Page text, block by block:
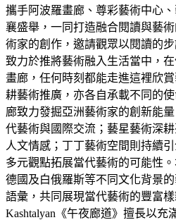
攜手阿波羅畫廊、尊彩藝術中心
襄盛舉，一同打造融合閱讀與藝
術家的創作，邀請觀眾以閱讀的
致力於推將藝術融入生活當中，
畫廊，任何時刻都能走進這裡欣
耕藝術推廣，亦各自承載不同的
廊致力發掘亞洲藝術家的創新能
代藝術與國際交流；藝星藝術深
人文情感；丁丁藝術空間則持續
多元觀點拓展當代藝術的可能性
德國及白俄羅斯等不同文化背景
語彙，共同展現當代藝術的豐富
Kashtalyan《午夜廊道》擅長以充